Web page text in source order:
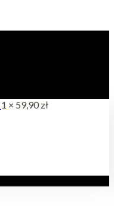
1 × 59,90zł